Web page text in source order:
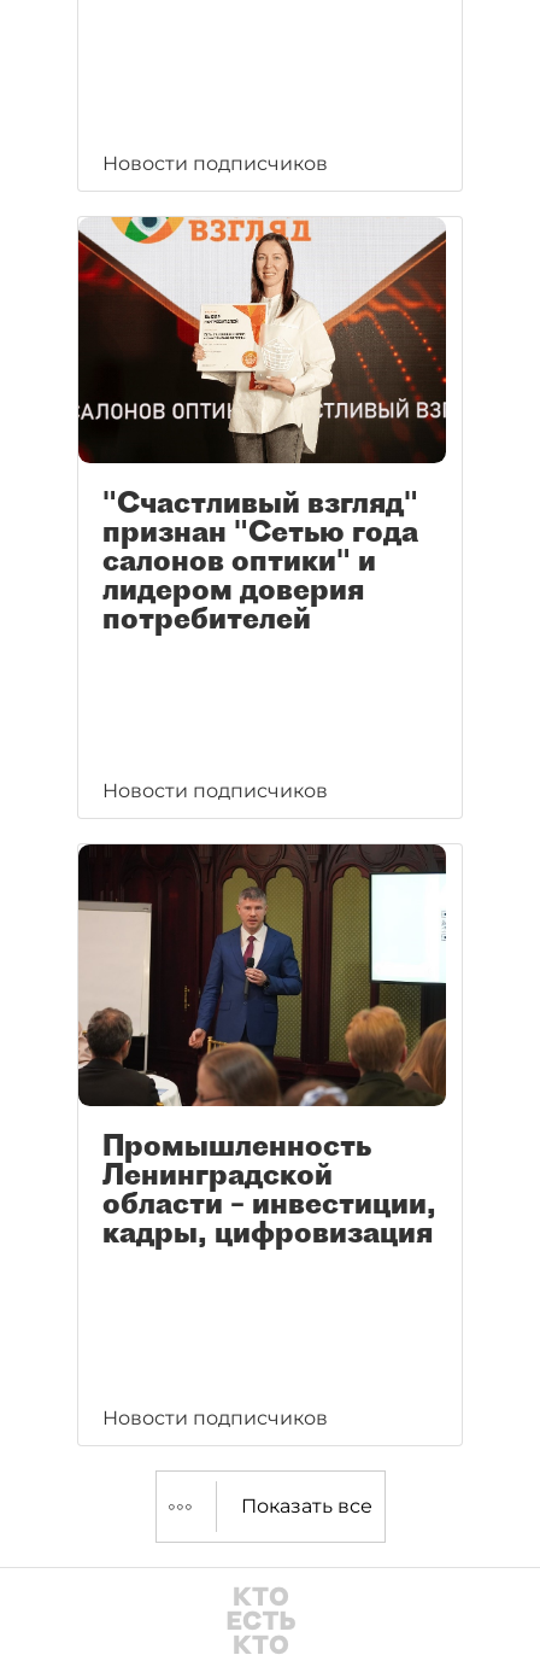
Новости подписчиков
"Счастливый взгляд"
признан "Сетью года
салонов оптики" и
лидером доверия
потребителей
Новости подписчиков
Промышленность
Ленинградской
области – инвестиции,
кадры, цифровизация
Новости подписчиков
Показать все